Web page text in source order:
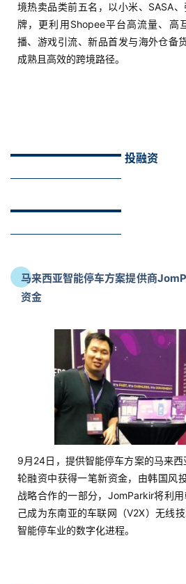
境热卖品类前五名，以小米、SASA
牌，更利用Shopee平台高流量、高
播、游戏引流、新品首发与海外仓备
成熟且高效的跨境路径。
投融资
马来西亚智能停车方案提供商
资金
9月24日，提供智能停车方案的马来
轮融资中获得一笔新资金，由韩国风
战略合作的一部分，JomParkir将利
己成为东南亚的车联网（V2X）无线
智能停车业的数字化进程。